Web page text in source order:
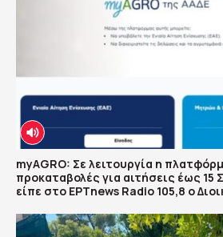
myAGRO: Σε λειτουργία η
προκαταβολές για αιτήσεις έως 15
είπε στο ΕΡΤnews Radio 105,8 ο